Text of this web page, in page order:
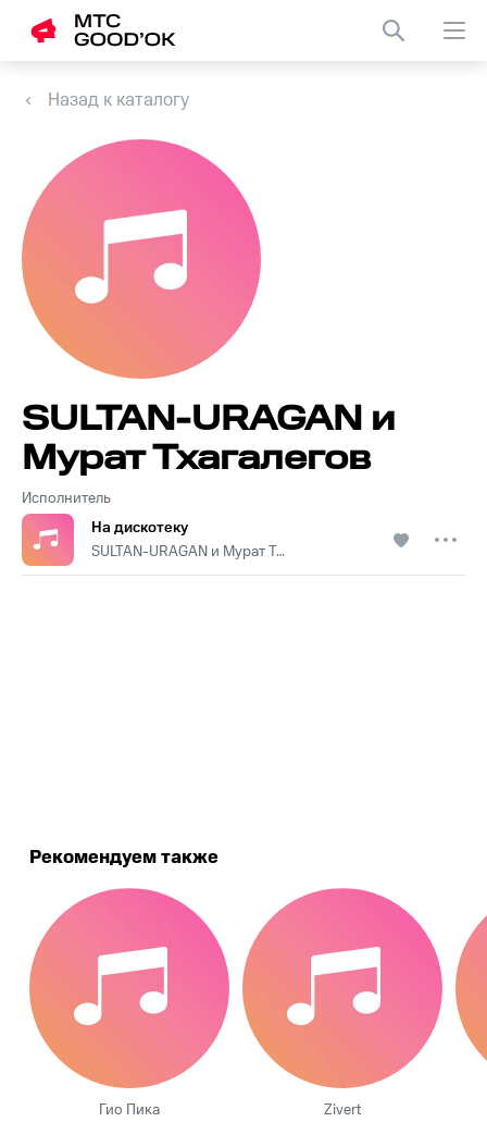
Назад к каталогу
Исполнитель
SULTAN-URAGAN и
Мурат Тхагалегов
На дискотеку
SULTAN-URAGAN и Мурат Тхагалегов
Рекомендуем также
Гио Пика Zivert